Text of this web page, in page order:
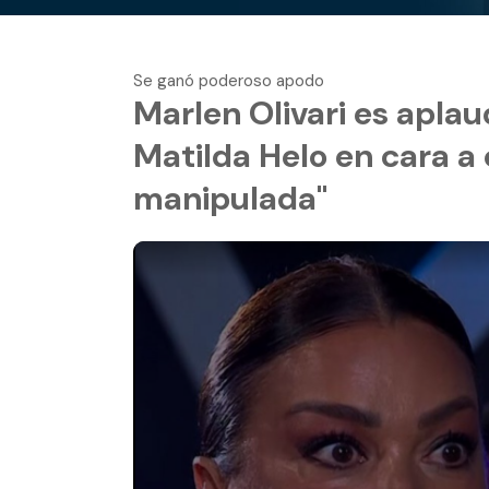
Se ganó poderoso apodo
Marlen Olivari es
Matilda Helo en cara
manipulada"